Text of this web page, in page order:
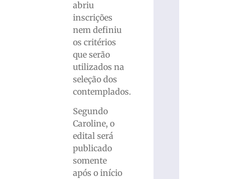
abriu
inscrições
nem definiu
os critérios
que serão
utilizados na
seleção dos
contemplados.
Segundo
Caroline, o
edital será
publicado
somente
após o início